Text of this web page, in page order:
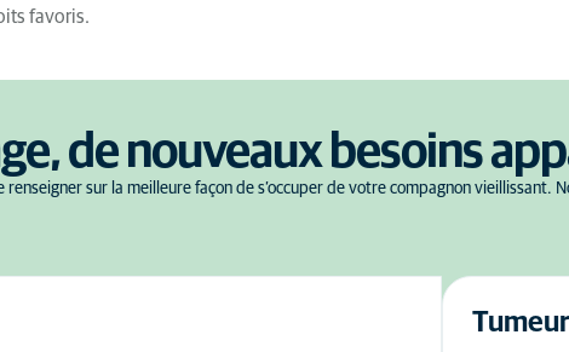
favoris.
de nouveaux besoins
renseigner sur la meilleure façon de s’occuper de votre compagnon